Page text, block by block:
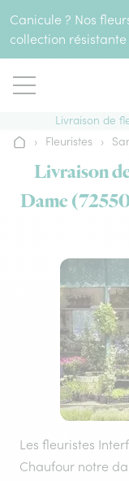
Canicule ? Nos
collection
Livraison de
Accueil
› Fleuristes ›
Livraison
Dame
Les fleuristes
Chaufour notre